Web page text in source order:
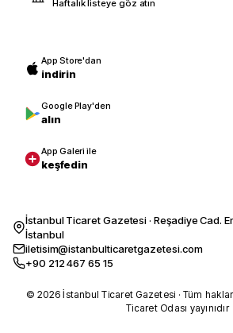
Haftalık listeye göz atın
App Store'dan
indirin
Google Play'den
alın
App Galeri ile
keşfedin
İstanbul Ticaret Gazetesi · Reşadiye Cad.
İstanbul
iletisim@istanbulticaretgazetesi.com
+90 212 467 65 15
© 2026 İstanbul Ticaret Gazetesi · Tüm
Ticaret Odası yayınıdır